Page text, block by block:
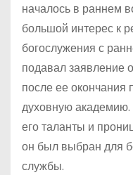
началось в раннем
большой интерес к
богослужения с
подавал заявление
после ее окончания
духовную
его таланты и
он был выбран для
службы.